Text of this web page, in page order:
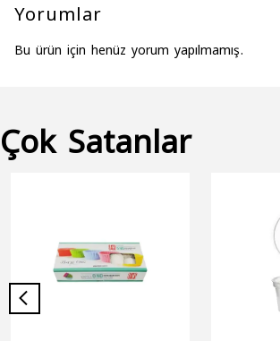
Yorumlar
Bu ürün için henüz yorum yapılmamış.
Çok Satanlar